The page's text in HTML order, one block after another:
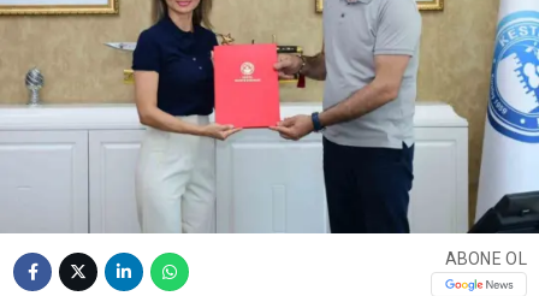
ABONE OL